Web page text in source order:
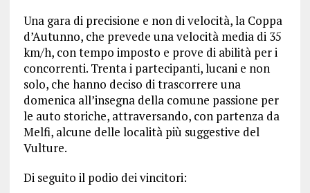
Una gara di precisione e non di velocità, la Coppa
d’Autunno, che prevede una velocità media di 35
km/h, con tempo imposto e prove di abilità per i
concorrenti. Trenta i partecipanti, lucani e non
solo, che hanno deciso di trascorrere una
domenica all’insegna della comune passione per
le auto storiche, attraversando, con partenza da
Melfi, alcune delle località più suggestive del
Vulture.
Di seguito il podio dei vincitori: